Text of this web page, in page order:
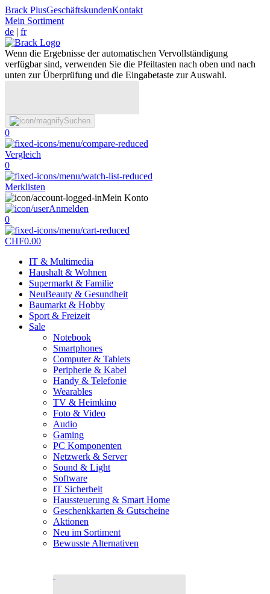
Brack PlusGeschäftskundenKontakt
Mein Sortiment
de | fr
Wenn die Ergebnisse der automatischen Vervollständigung
verfügbar sind, verwenden Sie die Pfeiltasten nach oben und nach
unten zur Überprüfung und die Eingabetaste zur Auswahl.
Suchen
0
Vergleich
0
Merklisten
Mein Konto
Anmelden
0
CHF0.00
IT & Multimedia
Haushalt & Wohnen
Supermarkt & Familie
NeuBeauty & Gesundheit
Baumarkt & Hobby
Sport & Freizeit
Sale
Notebook
Smartphones
Computer & Tablets
Peripherie & Kabel
Handy & Telefonie
Wearables
TV & Heimkino
Foto & Video
Audio
Gaming
PC Komponenten
Netzwerk & Server
Sound & Light
Software
IT Sicherheit
Haussteuerung & Smart Home
Geschenkkarten & Gutscheine
Aktionen
Neu im Sortiment
Bewusste Alternativen